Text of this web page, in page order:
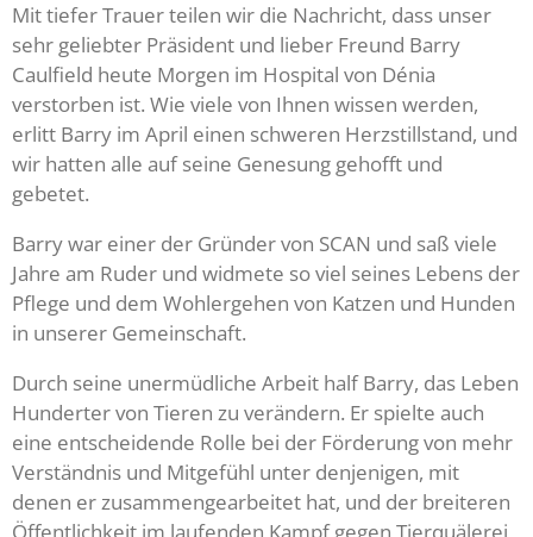
Mit tiefer Trauer teilen wir die Nachricht, dass unser
sehr geliebter Präsident und lieber Freund Barry
Caulfield heute Morgen im Hospital von Dénia
verstorben ist. Wie viele von Ihnen wissen werden,
erlitt Barry im April einen schweren Herzstillstand, und
wir hatten alle auf seine Genesung gehofft und
gebetet.
Barry war einer der Gründer von SCAN und saß viele
Jahre am Ruder und widmete so viel seines Lebens der
Pflege und dem Wohlergehen von Katzen und Hunden
in unserer Gemeinschaft.
Durch seine unermüdliche Arbeit half Barry, das Leben
Hunderter von Tieren zu verändern. Er spielte auch
eine entscheidende Rolle bei der Förderung von mehr
Verständnis und Mitgefühl unter denjenigen, mit
denen er zusammengearbeitet hat, und der breiteren
Öffentlichkeit im laufenden Kampf gegen Tierquälerei